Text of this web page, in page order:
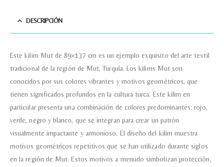
DESCRIPCIÓN
Este kilim Mut de 89×137 cm es un ejemplo exquisito del arte textil
tradicional de la región de Mut, Turquía. Los kilims Mut son
conocidos por sus colores vibrantes y motivos geométricos, que
tienen significados profundos en la cultura turca. Este kilim en
particular presenta una combinación de colores predominantes: rojo,
verde, negro y blanco, que se integran para crear un patrón
visualmente impactante y armonioso. El diseño del kilim muestra
motivos geométricos repetitivos que se han utilizado durante siglos
en la región de Mut. Estos motivos a menudo simbolizan protección,
Nombre y Referencia del producto *
Acuerdo RGPD*